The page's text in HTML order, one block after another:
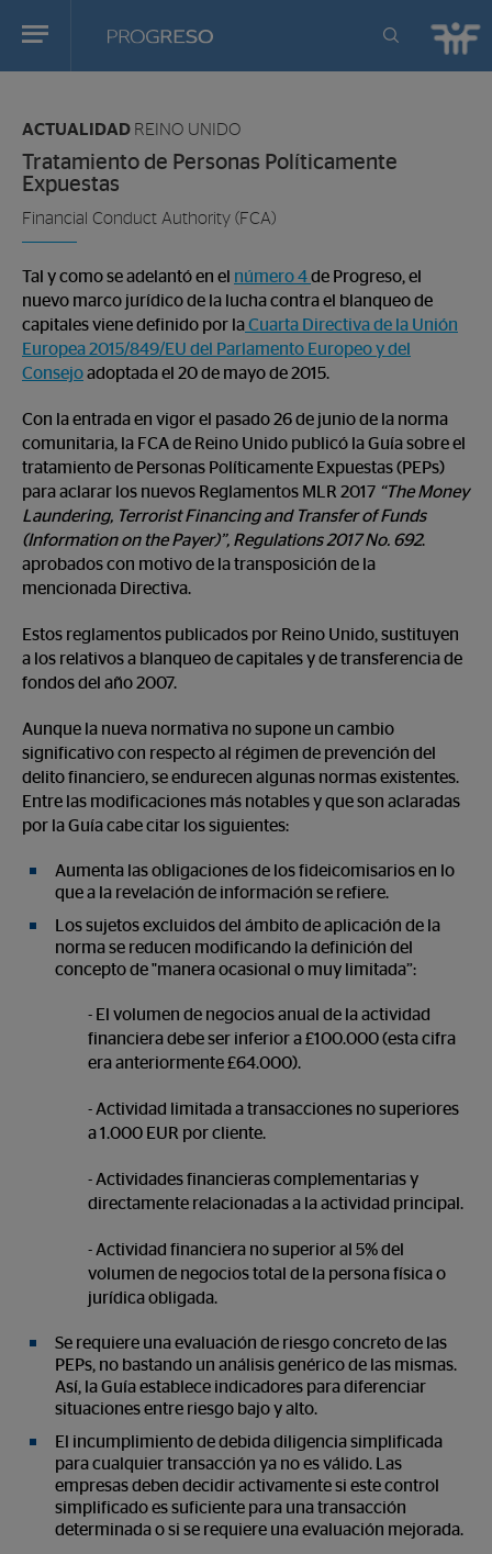
Progreso
Revista
actualidd
en:
ACTUALIDAD REINO UNIDO
Tratamiento de Personas Políticamente
Expuestas
Financial Conduct Authority (FCA)
Tal y como se adelantó en el número 4de Progreso, el
nuevo marco jurídico de la lucha contra el blanqueo de
capitales viene definido por laCuarta Directiva de la Unión
Europea 2015/849/EU del Parlamento Europeo y del
Consejoadoptada el 20 de mayo de 2015.
Con la entrada en vigor el pasado 26 de junio de la norma
comunitaria, la FCA de Reino Unido publicó la Guía sobre el
tratamiento de Personas Políticamente Expuestas (PEPs)
para aclarar los nuevos Reglamentos MLR 2017 “The Money
Laundering, Terrorist Financing and Transfer of Funds
(Information on the Payer)”, Regulations 2017 No. 692.
aprobados con motivo de la transposición de la
mencionada Directiva.
Estos reglamentos publicados por Reino Unido, sustituyen
a los relativos a blanqueo de capitales y de transferencia de
fondos del año 2007.
Aunque la nueva normativa no supone un cambio
significativo con respecto al régimen de prevención del
delito financiero, se endurecen algunas normas existentes.
Entre las modificaciones más notables y que son aclaradas
por la Guía cabe citar los siguientes:
Aumenta las obligaciones de los fideicomisarios en lo
que a la revelación de información se refiere.
Los sujetos excluidos del ámbito de aplicación de la
norma se reducen modificando la definición del
concepto de "manera ocasional o muy limitada”:
- El volumen de negocios anual de la actividad
financiera debe ser inferior a £100.000 (esta cifra
era anteriormente £64.000).
- Actividad limitada a transacciones no superiores
a 1.000 EUR por cliente.
- Actividades financieras complementarias y
directamente relacionadas a la actividad principal.
- Actividad financiera no superior al 5% del
volumen de negocios total de la persona física o
jurídica obligada.
Se requiere una evaluación de riesgo concreto de las
PEPs, no bastando un análisis genérico de las mismas.
Así, la Guía establece indicadores para diferenciar
situaciones entre riesgo bajo y alto.
El incumplimiento de debida diligencia simplificada
para cualquier transacción ya no es válido. Las
empresas deben decidir activamente si este control
simplificado es suficiente para una transacción
determinada o si se requiere una evaluación mejorada.